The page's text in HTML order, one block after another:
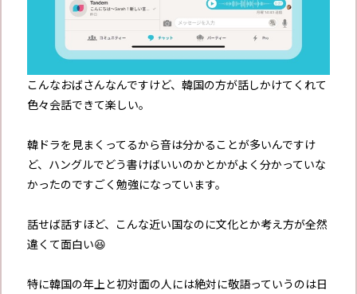
こんなおばさんなんですけど、韓国の方が話しかけてくれて
色々会話できて楽しい。
韓ドラを見まくってるから音は分かることが多いんですけ
ど、ハングルでどう書けばいいのかとかがよく分かっていな
かったのですごく勉強になっています。
話せば話すほど、こんな近い国なのに文化とか考え方が全然
違くて面白い😆
特に韓国の年上と初対面の人には絶対に敬語っていうのは日